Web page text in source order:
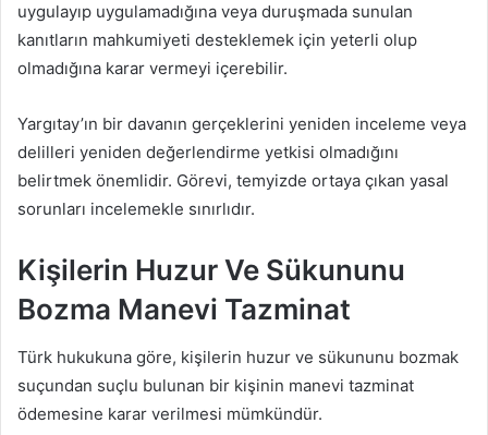
uygulayıp uygulamadığına veya duruşmada sunulan
kanıtların mahkumiyeti desteklemek için yeterli olup
olmadığına karar vermeyi içerebilir.
Yargıtay’ın bir davanın gerçeklerini yeniden inceleme veya
delilleri yeniden değerlendirme yetkisi olmadığını
belirtmek önemlidir. Görevi, temyizde ortaya çıkan yasal
sorunları incelemekle sınırlıdır.
Kişilerin Huzur Ve Sükununu
Bozma Manevi Tazminat
Türk hukukuna göre, kişilerin huzur ve sükununu bozmak
suçundan suçlu bulunan bir kişinin manevi tazminat
ödemesine karar verilmesi mümkündür.